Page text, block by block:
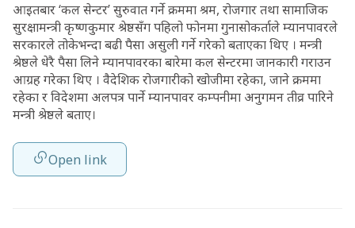
आइतबार ‘कल सेन्टर’ सुरुवात गर्ने क्रममा श्रम, रोजगार तथा सामाजिक
सुरक्षामन्त्री कृष्णकुमार श्रेष्ठसँग पहिलो फोनमा गुनासोकर्ताले म्यानपावरले
सरकारले तोकेभन्दा बढी पैसा असुली गर्ने गरेको बताएका थिए । मन्त्री
श्रेष्ठले धेरै पैसा लिने म्यानपावरका बारेमा कल सेन्टरमा जानकारी गराउन
आग्रह गरेका थिए । वैदेशिक रोजगारीको खोजीमा रहेका, जाने क्रममा
रहेका र विदेशमा अलपत्र पार्ने म्यानपावर कम्पनीमा अनुगमन तीव्र पारिने
मन्त्री श्रेष्ठले बताए।
Open link